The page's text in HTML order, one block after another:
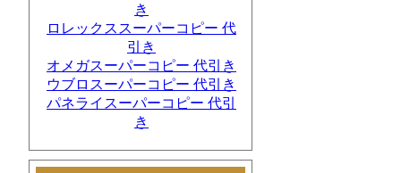
き
ロレックススーパーコピー 代
引き
オメガスーパーコピー 代引き
ウブロスーパーコピー 代引き
パネライスーパーコピー 代引
き